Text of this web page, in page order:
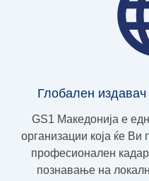
Глобален
GS1 Македонија е
организации која ќе
професионален
познавање на